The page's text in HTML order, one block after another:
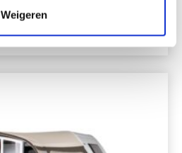
Weigeren
Bekijken